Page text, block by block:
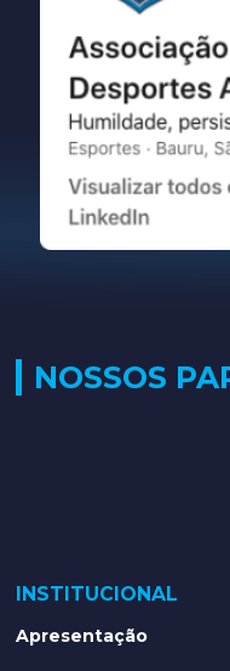
NOSSOS
INSTITUCIONAL
Apresentação